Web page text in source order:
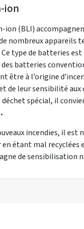
ion
(BLI)
nombreux appareils
type de batteries
des batteries
à l’origine
de leur sensibilité
déchet spécial, il
incendies, il
étant mal
de sensibilisation